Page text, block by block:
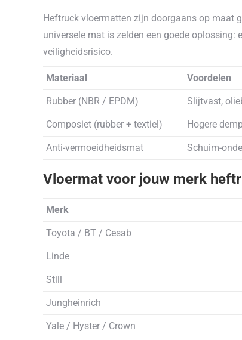
Heftruck vloermatten zijn doorgaans op maat
universele mat is zelden een goede
veiligheidsrisico.
Materiaal Voordelen
Rubber (NBR / EPDM) Slijtvast,
Composiet (rubber + textiel) Hogere
Anti-vermoeidheidsmat Schuim-
Vloermat voor jouw merk
Merk
Toyota / BT / Cesab
Linde
Still
Jungheinrich
Yale / Hyster / Crown